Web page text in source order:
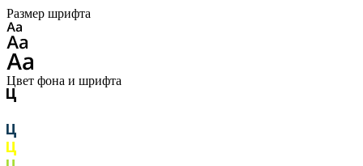
Размер шрифта
Цвет фона и шрифта